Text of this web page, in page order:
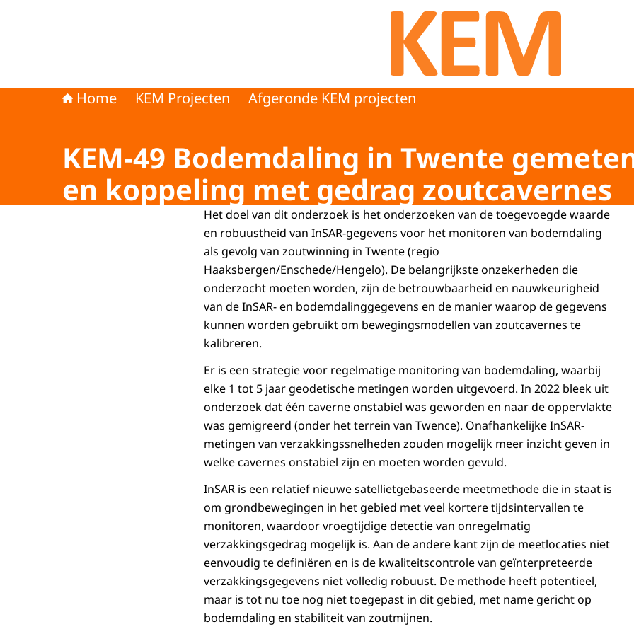
Naar de homepage van KEM programma
Home KEM Projecten Afgeronde KEM projecten
KEM-49 Bodemdaling in Twente
en koppeling met gedrag zoutcavernes
Het doel van dit onderzoek is het onderzoeken van de toegevoegde waarde
en robuustheid van InSAR-gegevens voor het monitoren van bodemdaling
als gevolg van zoutwinning in Twente (regio
Haaksbergen/Enschede/Hengelo). De belangrijkste onzekerheden die
onderzocht moeten worden, zijn de betrouwbaarheid en nauwkeurigheid
van de InSAR- en bodemdalinggegevens en de manier waarop de gegevens
kunnen worden gebruikt om bewegingsmodellen van zoutcavernes te
kalibreren.
Er is een strategie voor regelmatige monitoring van bodemdaling, waarbij
elke 1 tot 5 jaar geodetische metingen worden uitgevoerd. In 2022 bleek uit
onderzoek dat één caverne onstabiel was geworden en naar de oppervlakte
was gemigreerd (onder het terrein van Twence). Onafhankelijke InSAR-
metingen van verzakkingssnelheden zouden mogelijk meer inzicht geven in
welke cavernes onstabiel zijn en moeten worden gevuld.
InSAR is een relatief nieuwe satellietgebaseerde meetmethode die in staat is
om grondbewegingen in het gebied met veel kortere tijdsintervallen te
monitoren, waardoor vroegtijdige detectie van onregelmatig
verzakkingsgedrag mogelijk is. Aan de andere kant zijn de meetlocaties niet
eenvoudig te definiëren en is de kwaliteitscontrole van geïnterpreteerde
verzakkingsgegevens niet volledig robuust. De methode heeft potentieel,
maar is tot nu toe nog niet toegepast in dit gebied, met name gericht op
bodemdaling en stabiliteit van zoutmijnen.